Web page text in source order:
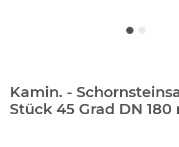
Kamin. -
Stück 45 Grad DN 180